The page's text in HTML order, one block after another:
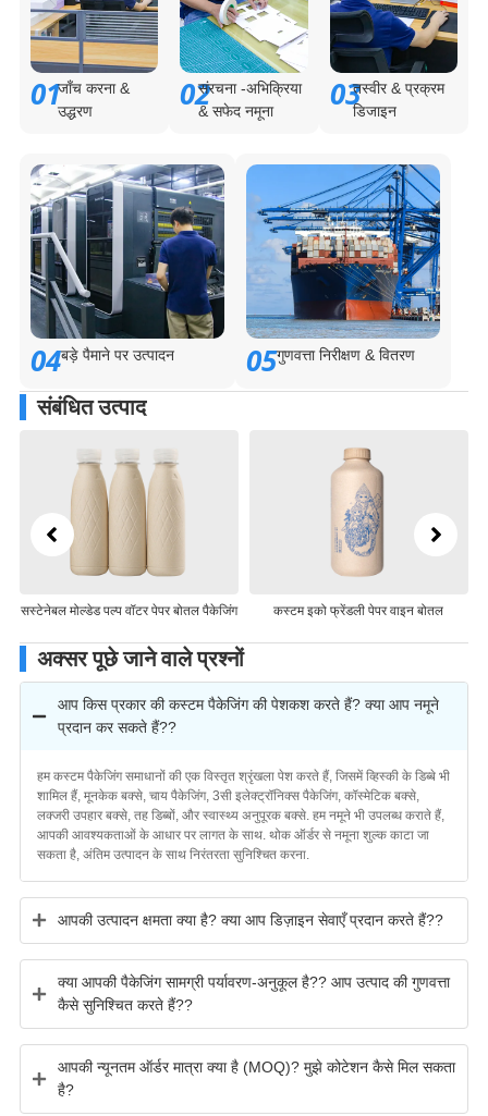
01जाँच करना &
उद्धरण
02संरचना -अभिक्रिया
& सफेद नमूना
03तस्वीर & प्रक्रम
डिजाइन
04बड़े पैमाने पर उत्पादन 05गुणवत्ता निरीक्षण & वितरण
संबंधित उत्पाद
सस्टेनेबल मोल्डेड पल्प वॉटर पेपर बोतल पैकेजिंग कस्टम इको फ्रेंडली पेपर वाइन बोतल
अक्सर पूछे जाने वाले प्रश्नों
आप किस प्रकार की कस्टम पैकेजिंग की पेशकश करते हैं? क्या आप नमूने
प्रदान कर सकते हैं??
हम कस्टम पैकेजिंग समाधानों की एक विस्तृत श्रृंखला पेश करते हैं, जिसमें व्हिस्की के डिब्बे भी
शामिल हैं, मूनकेक बक्से, चाय पैकेजिंग, 3सी इलेक्ट्रॉनिक्स पैकेजिंग, कॉस्मेटिक बक्से,
लक्जरी उपहार बक्से, तह डिब्बों, और स्वास्थ्य अनुपूरक बक्से. हम नमूने भी उपलब्ध कराते हैं,
आपकी आवश्यकताओं के आधार पर लागत के साथ. थोक ऑर्डर से नमूना शुल्क काटा जा
सकता है, अंतिम उत्पादन के साथ निरंतरता सुनिश्चित करना.
आपकी उत्पादन क्षमता क्या है? क्या आप डिज़ाइन सेवाएँ प्रदान करते हैं??
क्या आपकी पैकेजिंग सामग्री पर्यावरण-अनुकूल है?? आप उत्पाद की गुणवत्ता
कैसे सुनिश्चित करते हैं??
आपकी न्यूनतम ऑर्डर मात्रा क्या है (MOQ)? मुझे कोटेशन कैसे मिल सकता
है?